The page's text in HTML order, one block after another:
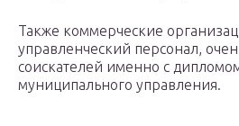
Также коммерческие
управленческий персонал,
соискателей именно с
муниципального управления.